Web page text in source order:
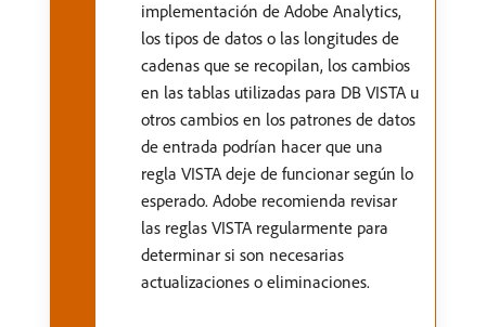
implementación de Adobe Analytics,
los tipos de datos o las longitudes de
cadenas que se recopilan, los cambios
en las tablas utilizadas para DB VISTA u
otros cambios en los patrones de datos
de entrada podrían hacer que una
regla VISTA deje de funcionar según lo
esperado. Adobe recomienda revisar
las reglas VISTA regularmente para
determinar si son necesarias
actualizaciones o eliminaciones.